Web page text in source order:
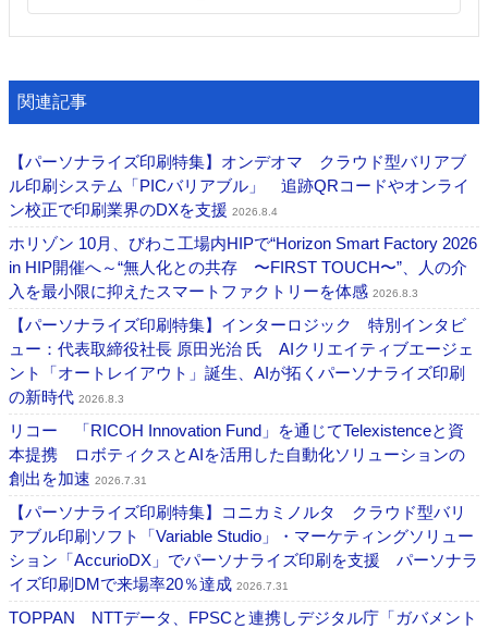
関連記事
【パーソナライズ印刷特集】オンデオマ クラウド型バリアブ
ル印刷システム「PICバリアブル」 追跡QRコードやオンライ
ン校正で印刷業界のDXを支援 2026.8.4
ホリゾン 10月、びわこ工場内HIPで“Horizon Smart Factory 2026
in HIP開催へ～“無人化との共存 〜FIRST TOUCH〜”、人の介
入を最小限に抑えたスマートファクトリーを体感 2026.8.3
【パーソナライズ印刷特集】インターロジック 特別インタビ
ュー：代表取締役社長 原田光治 氏 AIクリエイティブエージェ
ント「オートレイアウト」誕生、AIが拓くパーソナライズ印刷
の新時代 2026.8.3
リコー 「RICOH Innovation Fund」を通じてTelexistenceと資
本提携 ロボティクスとAIを活用した自動化ソリューションの
創出を加速 2026.7.31
【パーソナライズ印刷特集】コニカミノルタ クラウド型バリ
アブル印刷ソフト「Variable Studio」・マーケティングソリュー
ション「AccurioDX」でパーソナライズ印刷を支援 パーソナラ
イズ印刷DMで来場率20％達成 2026.7.31
TOPPAN NTTデータ、FPSCと連携しデジタル庁「ガバメント